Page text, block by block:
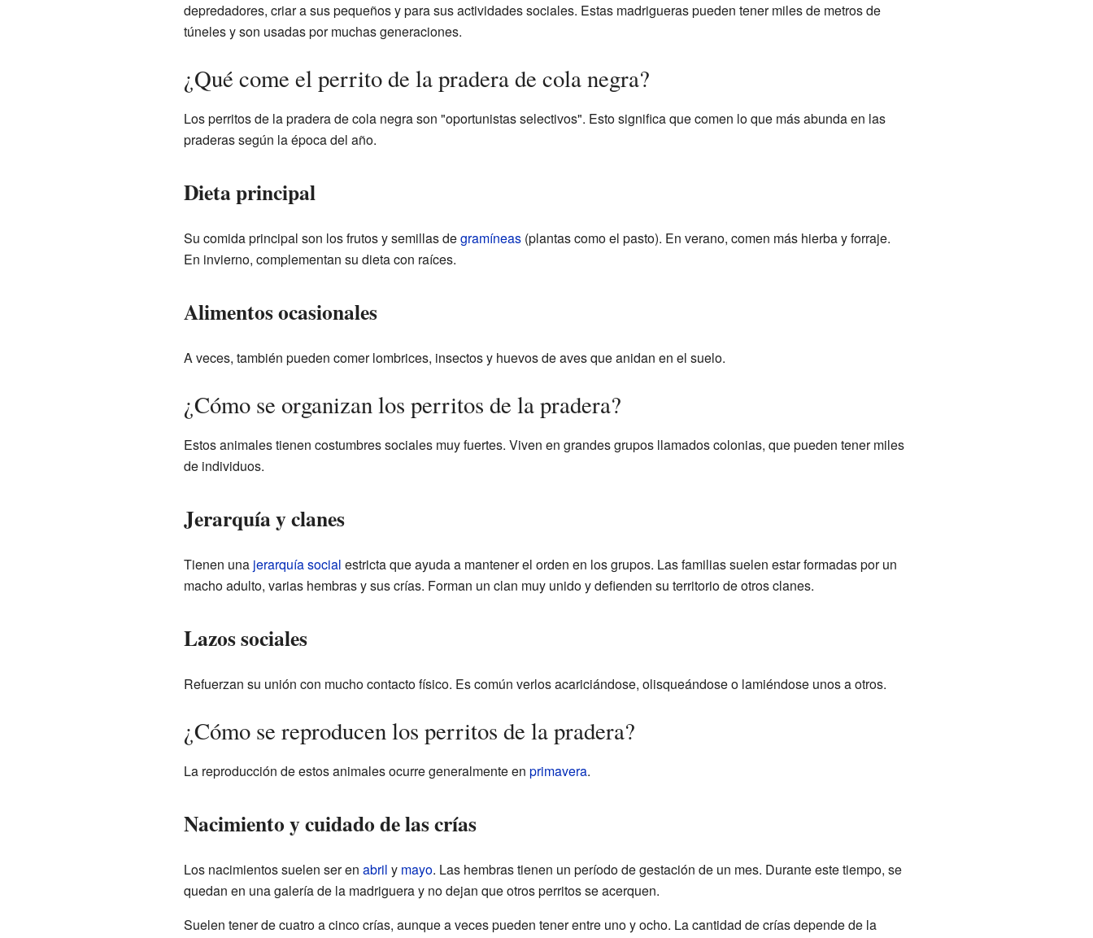
depredadores, criar a sus pequeños y para sus actividades sociales. Estas madrigueras pueden tener miles de metros de
túneles y son usadas por muchas generaciones.
¿Qué come el perrito de la pradera de cola negra?
Los perritos de la pradera de cola negra son "oportunistas selectivos". Esto significa que comen lo que más abunda en las
praderas según la época del año.
Dieta principal
Su comida principal son los frutos y semillas degramíneas(plantas como el pasto). En verano, comen más hierba y forraje.
En invierno, complementan su dieta con raíces.
Alimentos ocasionales
A veces, también pueden comer lombrices, insectos y huevos de aves que anidan en el suelo.
¿Cómo se organizan los perritos de la pradera?
Estos animales tienen costumbres sociales muy fuertes. Viven en grandes grupos llamados colonias, que pueden tener miles
de individuos.
Jerarquía y clanes
Tienen una jerarquía social estricta que ayuda a mantener el orden en los grupos. Las familias suelen estar formadas por un
macho adulto, varias hembras y sus crías. Forman un clan muy unido y defienden su territorio de otros clanes.
Lazos sociales
Refuerzan su unión con mucho contacto físico. Es común verlos acariciándose, olisqueándose o lamiéndose unos a otros.
¿Cómo se reproducen los perritos de la pradera?
La reproducción de estos animales ocurre generalmente en primavera.
Nacimiento y cuidado de las crías
Los nacimientos suelen ser en abril y mayo. Las hembras tienen un período de gestación de un mes. Durante este tiempo, se
quedan en una galería de la madriguera y no dejan que otros perritos se acerquen.
Suelen tener de cuatro a cinco crías, aunque a veces pueden tener entre uno y ocho. La cantidad de crías depende de la